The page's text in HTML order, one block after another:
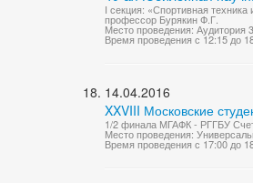
I секция: «Спортивная
профессор Бурякин Ф.Г.
Место проведения: Аудитория
Время проведения с 12:15 до
14.04.2016
XXVIII Московские
1/2 финала МГАФК - РГГБУ
Место проведения:
Время проведения с 17:00 до